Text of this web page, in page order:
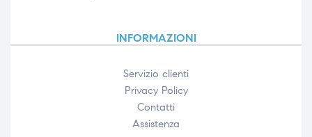
INFORMAZIONI
Servizio clienti
Privacy Policy
Contatti
Assistenza